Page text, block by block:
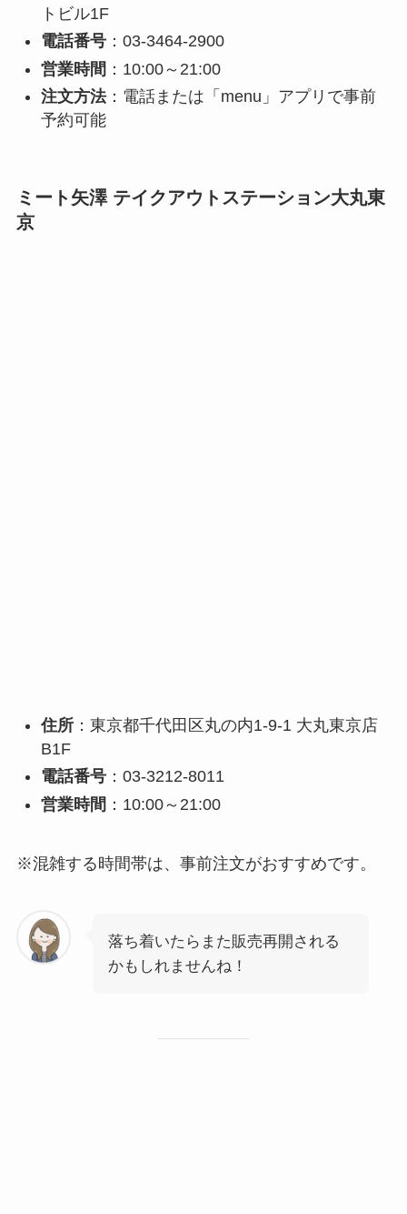
トビル1F
電話番号：03-3464-2900
営業時間 ：10:00～21:00
注文方法：電話または「menu」アプリで事前
予約可能
ミート矢澤 テイクアウトステーション大丸東
京
住所：東京都千代田区丸の内1-9-1 大丸東京店
B1F
電話番号：03-3212-8011
営業時間 ：10:00～21:00
※混雑する時間帯は、事前注文がおすすめです。
落ち着いたらまた販売再開される
かもしれませんね！